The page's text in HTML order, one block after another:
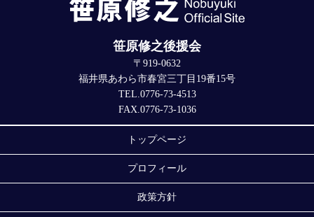
笹原修之後援会
〒919-0632
福井県あわら市春宮三丁目19番15号
TEL.0776-73-4513
FAX.0776-73-1036
トップページ
プロフィール
政策方針